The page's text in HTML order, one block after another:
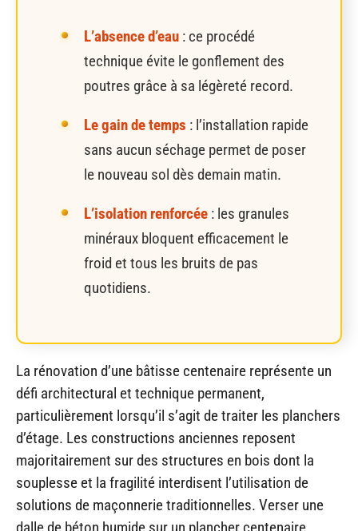
L’absence d’eau : ce procédé
technique évite le gonflement des
poutres grâce à sa légèreté record.
Le gain de temps : l’installation rapide
sans aucun séchage permet de poser
le nouveau sol dès demain matin.
L’isolation renforcée : les granules
minéraux bloquent efficacement le
froid et tous les bruits de pas
quotidiens.
La rénovation d’une bâtisse centenaire représente un
défi architectural et technique permanent,
particulièrement lorsqu’il s’agit de traiter les planchers
d’étage. Les constructions anciennes reposent
majoritairement sur des structures en bois dont la
souplesse et la fragilité interdisent l’utilisation de
solutions de maçonnerie traditionnelles. Verser une